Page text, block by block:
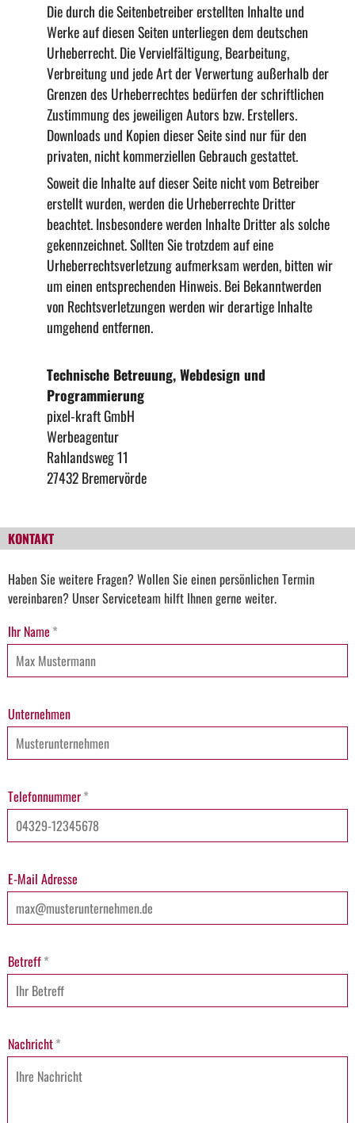
Die durch die Seitenbetreiber erstellten Inhalte und
Werke auf diesen Seiten unterliegen dem deutschen
Urheberrecht. Die Vervielfältigung, Bearbeitung,
Verbreitung und jede Art der Verwertung außerhalb der
Grenzen des Urheberrechtes bedürfen der schriftlichen
Zustimmung des jeweiligen Autors bzw. Erstellers.
Downloads und Kopien dieser Seite sind nur für den
privaten, nicht kommerziellen Gebrauch gestattet.
Soweit die Inhalte auf dieser Seite nicht vom Betreiber
erstellt wurden, werden die Urheberrechte Dritter
beachtet. Insbesondere werden Inhalte Dritter als solche
gekennzeichnet. Sollten Sie trotzdem auf eine
Urheberrechtsverletzung aufmerksam werden, bitten wir
um einen entsprechenden Hinweis. Bei Bekanntwerden
von Rechtsverletzungen werden wir derartige Inhalte
umgehend entfernen.
Technische Betreuung, Webdesign und
Programmierung
pixel-kraft GmbH
Werbeagentur
Rahlandsweg 11
27432 Bremervörde
KONTAKT
Haben Sie weitere Fragen? Wollen Sie einen persönlichen Termin
vereinbaren? Unser Serviceteam hilft Ihnen gerne weiter.
Ihr Name *
Unternehmen
Telefonnummer*
E-Mail Adresse
Betreff*
Nachricht*